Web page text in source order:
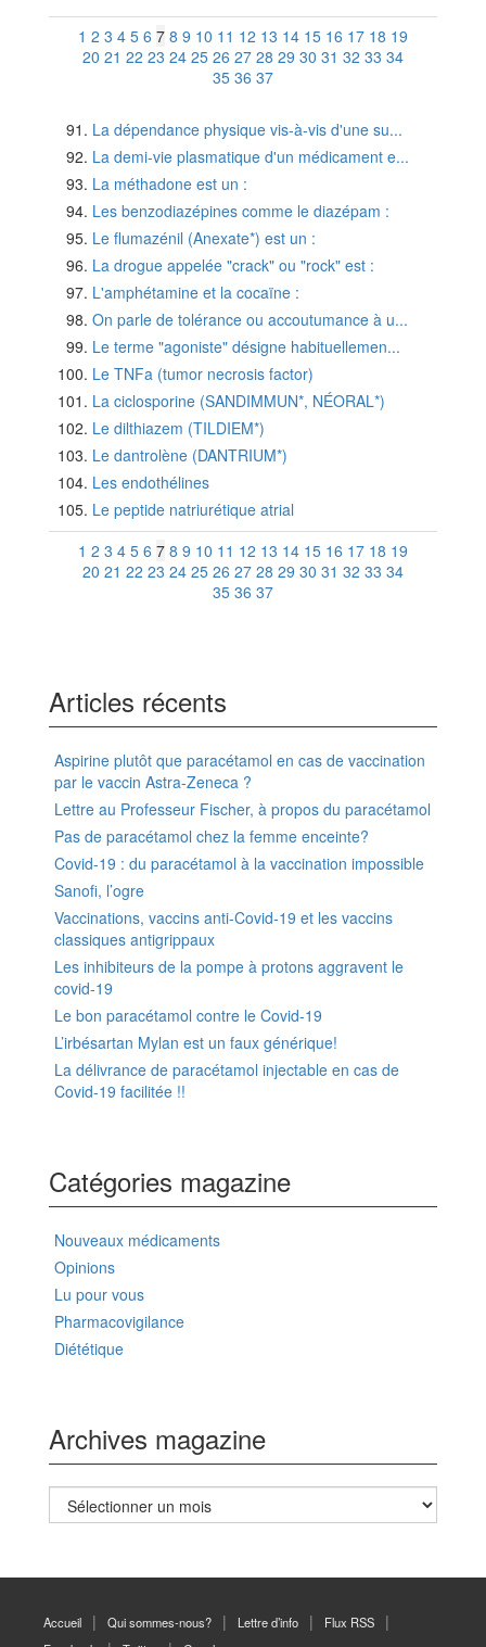
1 2 3 4 5 6 7 8 9 10 11 12 13 14 15 16 17 18 19
20 21 22 23 24 25 26 27 28 29 30 31 32 33 34
35 36 37
La dépendance physique vis-à-vis d'une su...
La demi-vie plasmatique d'un médicament e...
La méthadone est un :
Les benzodiazépines comme le diazépam :
Le flumazénil (Anexate*) est un :
La drogue appelée "crack" ou "rock" est :
L'amphétamine et la cocaïne :
On parle de tolérance ou accoutumance à u...
Le terme "agoniste" désigne habituellemen...
Le TNFa (tumor necrosis factor)
La ciclosporine (SANDIMMUN*, NÉORAL*)
Le dilthiazem (TILDIEM*)
Le dantrolène (DANTRIUM*)
Les endothélines
Le peptide natriurétique atrial
1 2 3 4 5 6 7 8 9 10 11 12 13 14 15 16 17 18 19
20 21 22 23 24 25 26 27 28 29 30 31 32 33 34
35 36 37
Articles récents
Aspirine plutôt que paracétamol en cas de vaccination
par le vaccin Astra-Zeneca ?
Lettre au Professeur Fischer, à propos du paracétamol
Pas de paracétamol chez la femme enceinte?
Covid-19 : du paracétamol à la vaccination impossible
Sanofi, l’ogre
Vaccinations, vaccins anti-Covid-19 et les vaccins
classiques antigrippaux
Les inhibiteurs de la pompe à protons aggravent le
covid-19
Le bon paracétamol contre le Covid-19
L’irbésartan Mylan est un faux générique!
La délivrance de paracétamol injectable en cas de
Covid-19 facilitée !!
Catégories magazine
Nouveaux médicaments
Opinions
Lu pour vous
Pharmacovigilance
Diététique
Archives magazine
Archives
magazine
Accueil Qui sommes-nous? Lettre d’info
Flux RSS